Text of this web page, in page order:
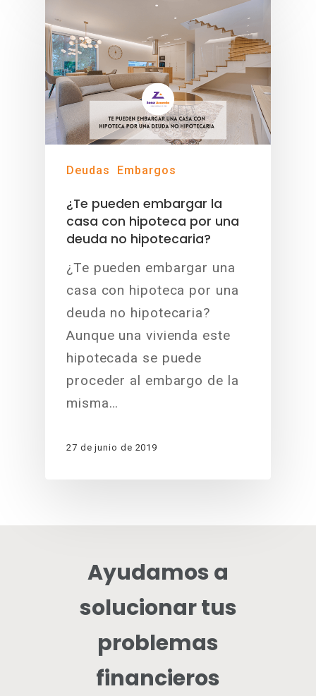
Deudas Embargos
¿Te pueden embargar la
casa con hipoteca por una
deuda no hipotecaria?
¿Te pueden embargar una
casa con hipoteca por una
deuda no hipotecaria?
Aunque una vivienda este
hipotecada se puede
proceder al embargo de la
misma…
27 de junio de 2019
Ayudamos a
solucionar tus
problemas
financieros